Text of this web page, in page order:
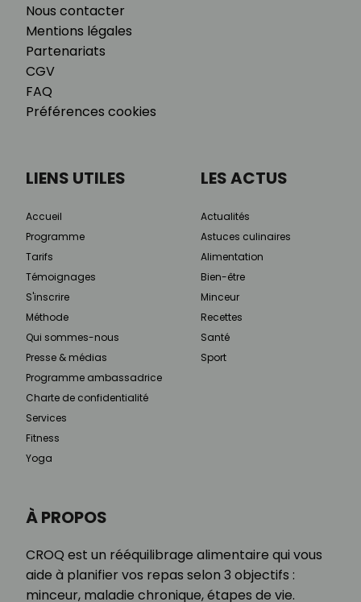
Nous contacter
Mentions légales
Partenariats
CGV
FAQ
Préférences cookies
À PROPOS
CROQ est un rééquilibrage alimentaire qui vous
aide à planifier vos repas selon 3 objectifs :
minceur, maladie chronique, étapes de vie.
LIENS UTILES
Accueil
Programme
Tarifs
Témoignages
S'inscrire
Méthode
Qui sommes-nous
Presse & médias
Programme ambassadrice
Charte de confidentialité
Services
Fitness
Yoga
LES ACTUS
Actualités
Astuces culinaires
Alimentation
Bien-être
Minceur
Recettes
Santé
Sport